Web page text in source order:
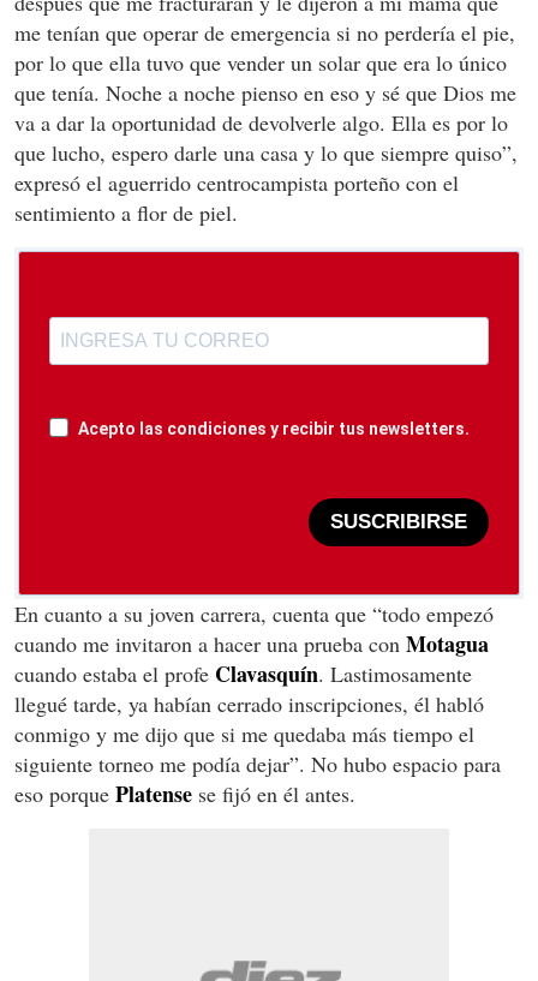
me tenían que operar de emergencia si no perdería el pie,
por lo que ella tuvo que vender un solar que era lo único
que tenía. Noche a noche pienso en eso y sé que Dios me
va a dar la oportunidad de devolverle algo. Ella es por lo
que lucho, espero darle una casa y lo que siempre quiso”,
expresó el aguerrido centrocampista porteño con el
sentimiento a flor de piel.
Acepto las condiciones y recibir tus newsletters.
SUSCRIBIRSE
En cuanto a su joven carrera, cuenta que “todo empezó
cuando me invitaron a hacer una prueba con Motagua
cuando estaba el profe Clavasquín. Lastimosamente
llegué tarde, ya habían cerrado inscripciones, él habló
conmigo y me dijo que si me quedaba más tiempo el
siguiente torneo me podía dejar”. No hubo espacio para
eso porque Platense se fijó en él antes.